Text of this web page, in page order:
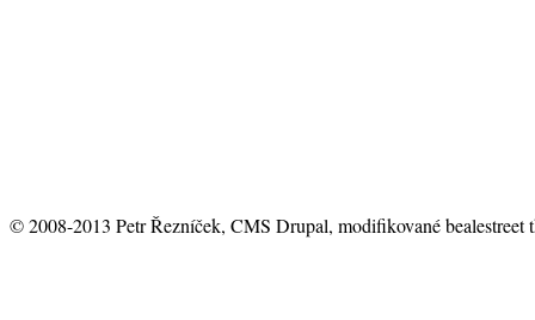
© 2008-2013 Petr Řezníček, CMS Drupal, modifikované bealestreet